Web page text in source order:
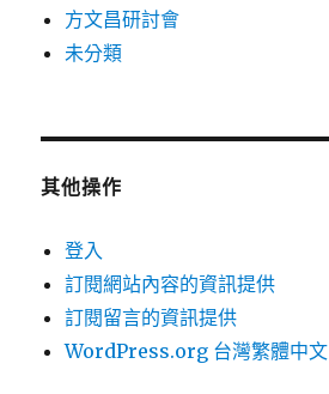
方文昌研討會
未分類
其他操作
登入
訂閱網站內容的資訊提供
訂閱留言的資訊提供
WordPress.org 台灣繁體中文